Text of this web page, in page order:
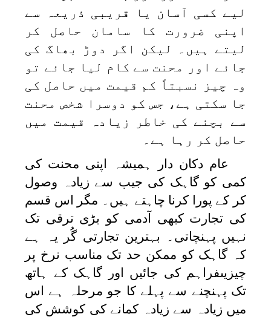
لیے کسی آسان یا قریبی ذریعہ سے
اپنی ضرورت کا سامان حاصل کر
لیتے ہیں۔ لیکن اگر دوڑ بھاگ کی
جائے اور محنت سے کام لیا جائے تو
وہ چیز نسبتاً کم قیمت میں حاصل کی
جا سکتی ہے، جس کو دوسرا شخص محنت
سے بچنے کی خاطر زیادہ قیمت میں
حاصل کر رہا ہے۔
عام دکان دار ہمیشہ اپنی محنت کی
کمی کو گاہک کی جیب سے زیادہ وصول
کر کے پورا کرنا چاہتے ہیں۔ مگر اس قسم
کی تجارت کبھی آدمی کو بڑی ترقی تک
نہیں پہنچاتی۔ بہترین تجارتی گُر یہ ہے
کہ گاہک کو ممکن حد تک مناسب نرخ پر
چیزیںفراہم کی جائیں اور گاہک کے ہاتھ
تک پہنچنے سے پہلے کا جو مرحلہ ہے اس
میں زیادہ سے زیادہ کمانے کی کوشش کی